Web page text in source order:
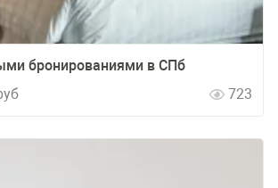
бронированиями в СПб
723